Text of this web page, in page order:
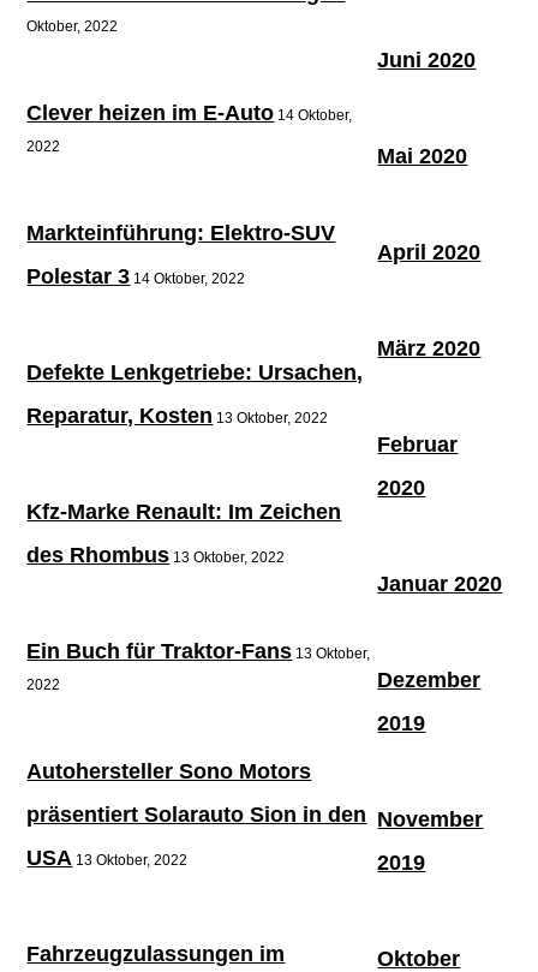
Oktober, 2022
Clever heizen im E-Auto 14 Oktober,
2022
Markteinführung: Elektro-SUV
Polestar 3 14 Oktober, 2022
Defekte Lenkgetriebe: Ursachen,
Reparatur, Kosten 13 Oktober, 2022
Kfz-Marke Renault: Im Zeichen
des Rhombus 13 Oktober, 2022
Ein Buch für Traktor-Fans 13 Oktober,
2022
Autohersteller Sono Motors
präsentiert Solarauto Sion in den
USA 13 Oktober, 2022
Fahrzeugzulassungen im
Juni 2020
Mai 2020
April 2020
März 2020
Februar
2020
Januar 2020
Dezember
2019
November
2019
Oktober